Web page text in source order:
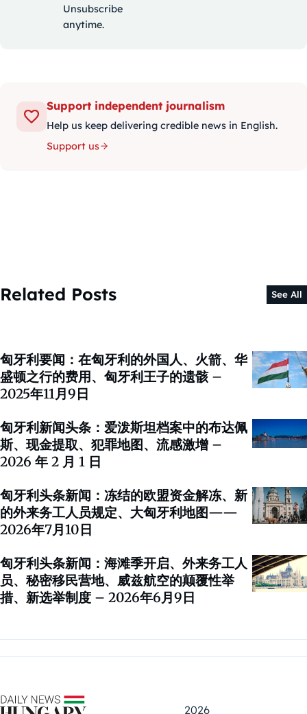
Unsubscribe
anytime.
Support independent journalism
Help us keep delivering credible news in English.
Support us
Related Posts See All
匈牙利要闻：在匈牙利的外国人、火箭、华
盛顿之行的费用、匈牙利王子的遗骸 –
2025年11月9日
匈牙利新闻头条：爱泼斯坦档案中的布达佩
斯、现金提取、犯罪地图、流感激增 –
2026 年 2 月 1 日
匈牙利头条新闻：冻结的欧盟资金解冻、新
的外来务工人员规定、大匈牙利地图——
2026年7月10日
匈牙利头条新闻：海滩季开启、外来务工人
员、秘密移民营地、威兹航空的颠覆性举
措、新选举制度 – 2026年6月9日
2026